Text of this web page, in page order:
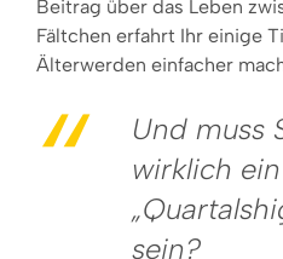
Beitrag über das Leben
Fältchen erfahrt Ihr einige
Älterwerden einfacher
Und muss
wirklich ein
sein?